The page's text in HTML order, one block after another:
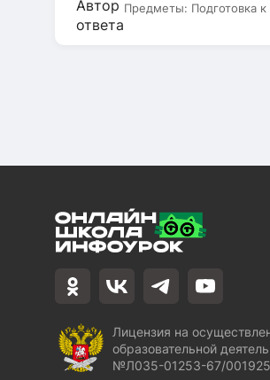
Предметы: Подготовка
Лицензия на
образовательной
№Л035-01253-67/